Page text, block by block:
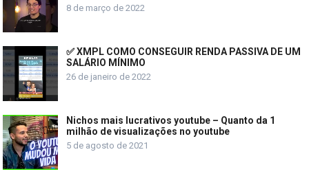
8 de março de 2022
✅ XMPL COMO CONSEGUIR RENDA PASSIVA DE UM
SALÁRIO MÍNIMO
26 de janeiro de 2022
Nichos mais lucrativos youtube – Quanto da 1
milhão de visualizações no youtube
5 de agosto de 2021